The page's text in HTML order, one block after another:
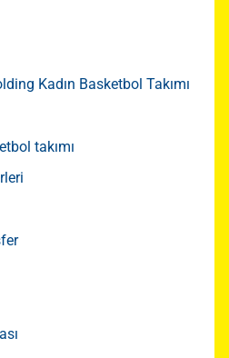
Kadın Basketbol Takımı
takımı